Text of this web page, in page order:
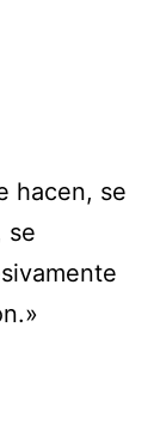
hacen, se
se